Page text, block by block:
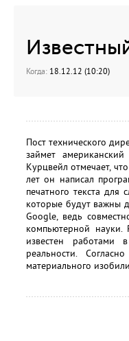
Когда: 18.12.12 (10:20)
Пост технического
займет
Курцвейл отмечает,
лет он написал
печатного текста для
которые будут важны
Google, ведь
компьютерной науки.
известен работами
реальности.
материального